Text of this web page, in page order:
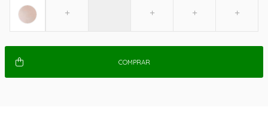
COMPRAR